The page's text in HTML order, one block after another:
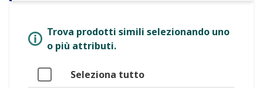
Trova prodotti simili selezionando uno
o più attributi.
Seleziona tutto